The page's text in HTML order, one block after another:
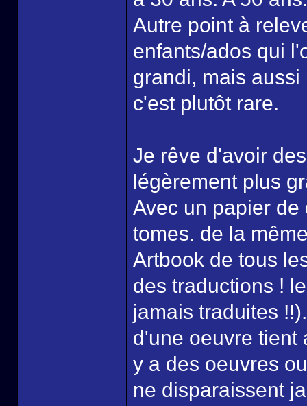
Autre point à
enfants/ados qui
grandi, mais
c'est plutôt rare.
Je rêve d'avoir
légèrement plus
Avec un papier
tomes. de la
Artbook de tous
des traductions !
jamais traduites
d'une oeuvre tient
y a des oeuvres
ne disparaissent